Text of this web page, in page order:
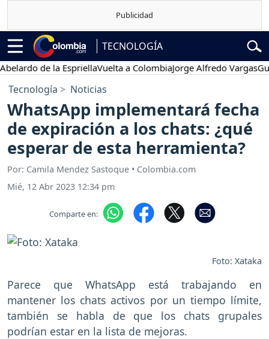
TECNOLOGÍA
de la EspriellaVuelta a ColombiaJorge Alfredo Vargas
Tecnología Noticias
WhatsApp implementará fecha
de expiración a los chats: ¿qué
esperar de esta herramienta?
Por: Camila Mendez Sastoque • Colombia.com
Mié, 12 Abr 2023 12:34 pm
Comparte en:
Foto: Xataka
Parece que WhatsApp está trabajando en
mantener los chats activos por un tiempo límite,
también se habla de que los chats grupales
podrían estar en la lista de mejoras.